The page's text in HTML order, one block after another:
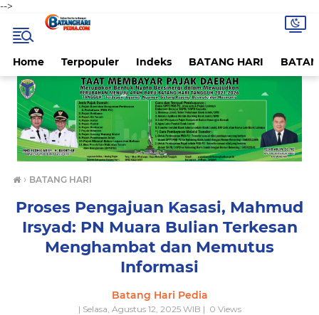
-->
Home Terpopuler Indeks BATANG HARI
› BATANG HARI
Proses Pengajuan Kasasi, Mahmud
Irsyad: PN Muara Bulian Terkesan
Menghambat dan Memutus
Informasi
Batang Hari Pedia
| Selasa, Agustus 12, 2025 WIB | 0 Views